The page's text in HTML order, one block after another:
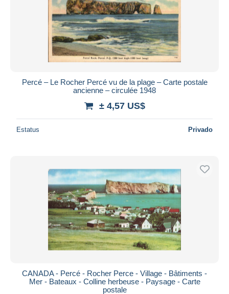
Percé – Le Rocher Percé vu de la plage – Carte postale
ancienne – circulée 1948
± 4,57 US$
Estatus Privado
CANADA - Percé - Rocher Perce - Village - Bâtiments -
Mer - Bateaux - Colline herbeuse - Paysage - Carte
postale